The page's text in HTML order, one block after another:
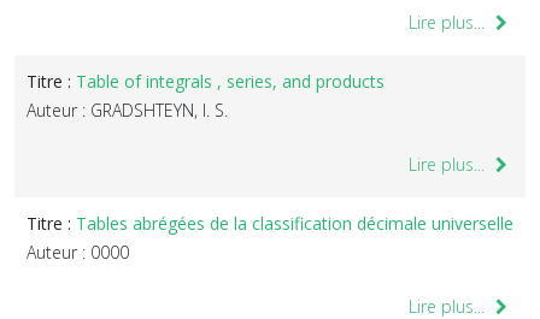
Lire plus...
Titre : Table of integrals , series, and products
Auteur : GRADSHTEYN, I. S.
Lire plus...
Titre : Tables abrégées de la classification décimale universelle
Auteur : 0000
Lire plus...